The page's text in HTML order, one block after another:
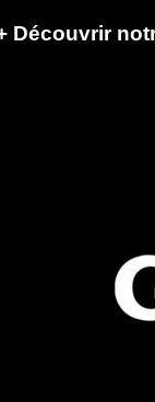
Découvrir